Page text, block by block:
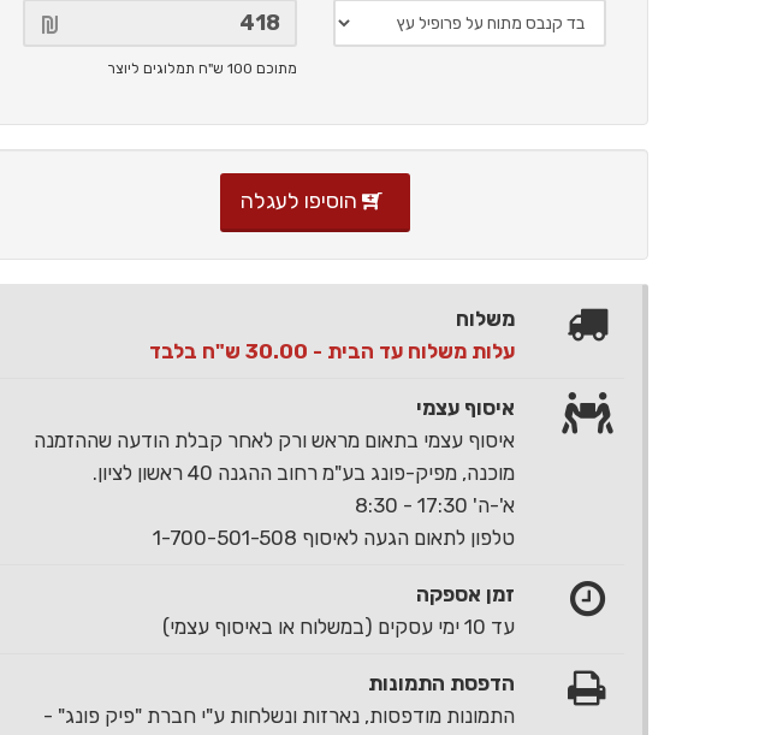
מתוכם 100 ש"ח תמלוגים ליוצר
הוסיפו לעגלה
משלוח
עלות משלוח עד הבית - 30.00 ש"ח בלבד
איסוף עצמי
איסוף עצמי בתאום מראש ורק לאחר קבלת הודעה שההזמנה
מוכנה, מפיק-פונג בע"מ רחוב ההגנה 40 ראשון לציון.
א'-ה' 17:30 - 8:30
טלפון לתאום הגעה לאיסוף 1-700-501-508
זמן אספקה
עד 10 ימי עסקים (במשלוח או באיסוף עצמי)
הדפסת התמונות
התמונות מודפסות, נארזות ונשלחות ע"י חברת "פיק פונג" -